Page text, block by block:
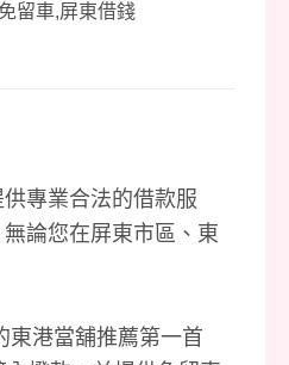
留車,屏東借錢
專業合法的借款服
論您在屏東市區、東
東港當舖推薦第一首